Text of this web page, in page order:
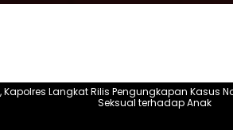
Langkat Rilis Pengungkapan Kasus
Seksual terhadap Anak